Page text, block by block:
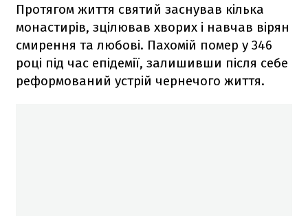
Протягом життя святий заснував кілька
монастирів, зцілював хворих і навчав вірян
смирення та любові. Пахомій помер у 346
році під час епідемії, залишивши після себе
реформований устрій чернечого життя.